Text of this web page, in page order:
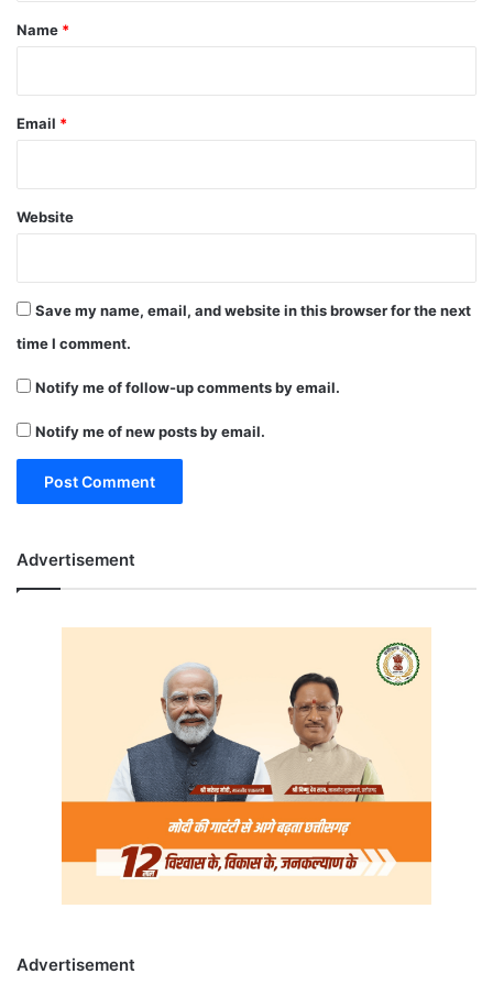
*
Name *
Email *
Website
Save my name, email, and website in this browser for the next
time I comment.
Notify me of follow-up comments by email.
Notify me of new posts by email.
Advertisement
Advertisement